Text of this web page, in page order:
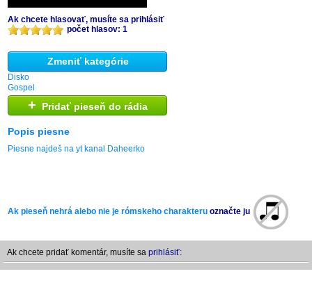
Ak chcete hlasovať, musíte sa prihlásiť
počet hlasov: 1
Zmeniť kategórie
Disko
Gospel
+ Pridať pieseň do rádia
Popis piesne
Piesne najdeš na yt kanal Daheerko
Ak pieseň nehrá alebo nie je rómskeho charakteru označte ju
Ak chcete pridať komentár, musíte sa prihlásiť: